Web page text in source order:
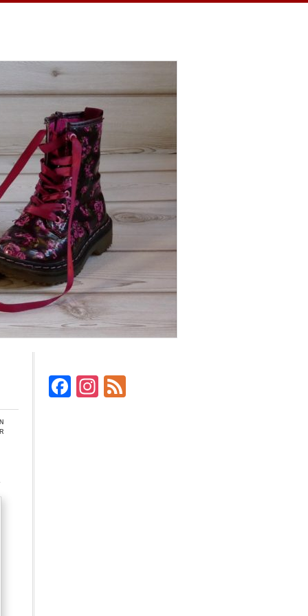
Jahr habe ich täglich eine Sache
verhalf mir zu einem dankbaren
Teil, ein kurzer Moment
Momente feiern…
Facebook
Instagram